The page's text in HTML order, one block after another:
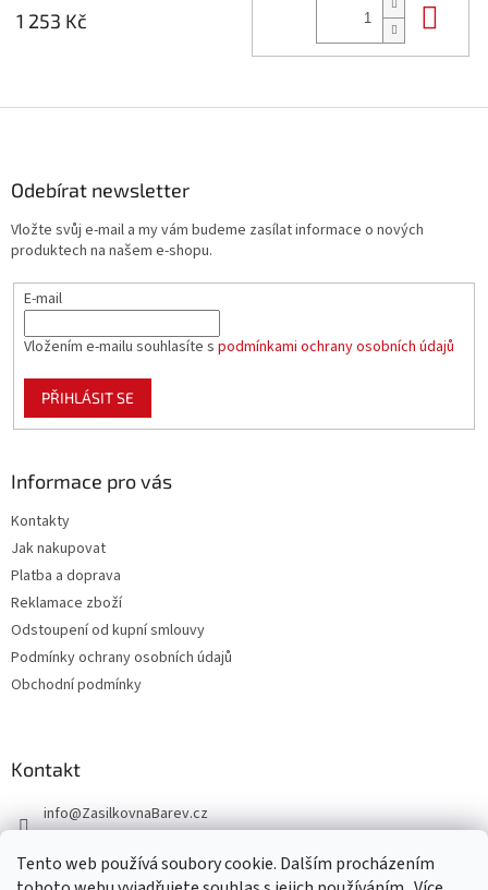
Tento web používá soubory cookie. Dalším procházením
1 253 Kč
Odebírat newsletter
Vložte svůj e-mail a my vám budeme zasílat informace o nových
produktech na našem e-shopu.
E-mail
Vložením e-mailu souhlasíte s podmínkami ochrany osobních údajů
PŘIHLÁSIT SE
Informace pro vás
Kontakty
Jak nakupovat
Platba a doprava
Reklamace zboží
Odstoupení od kupní smlouvy
Podmínky ochrany osobních údajů
Obchodní podmínky
Kontakt
info@ZasilkovnaBarev.cz